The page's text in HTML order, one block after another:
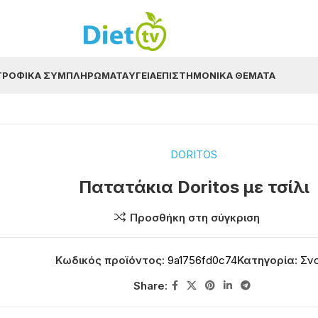
ΣΥΜΠΛΗΡΏΜΑΤΑΥΓΕΊΑΕΠΙΣΤΗΜΟΝΙΚΆ ΘΈΜΑΤΑ
DORITOS
Πατατάκια Doritos με τσίλι
Προσθήκη στη σύγκριση
Κωδικός προϊόντος:9a1756fd0c74Κατηγορία:
Share: